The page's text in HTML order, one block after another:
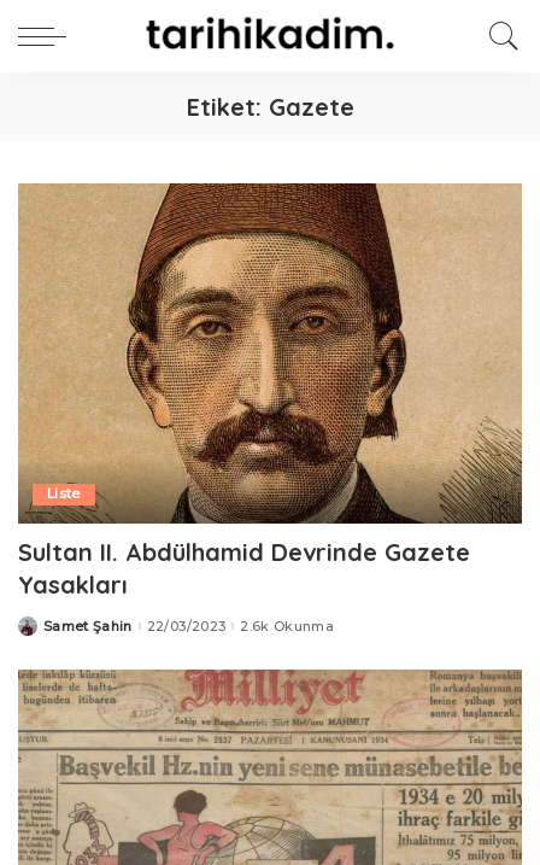
Etiket: Gazete
Liste
Sultan II. Abdülhamid Devrinde Gazete
Yasakları
PostedSamet Şahin 22/03/2023 2.6k Okunma